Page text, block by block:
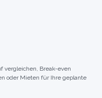
vergleichen, Break-even
oder Mieten für Ihre geplante